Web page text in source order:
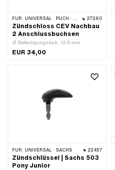
FÜR: UNIVERSAL · PUCH · SACHS · PONY / CILO (BETA 521 & 512) · ZÜNDAPP BELMONDO · HERCULES 27260
Zündschloss CEV Nachbau
2 Anschlussbuchsen
Ø Befestigungsloch: 12.8 mm
EUR 34,00
FÜR: UNIVERSAL · SACHS 22457
Zündschlüssel | Sachs 503
Pony Junior